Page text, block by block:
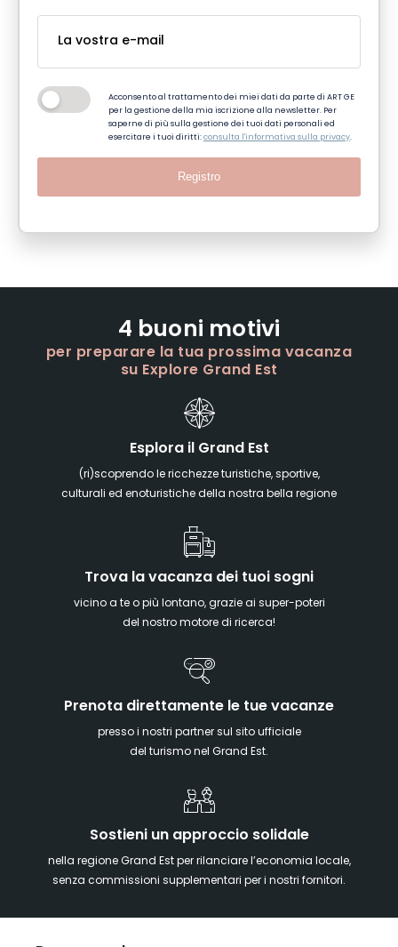
Acconsento al trattamento dei miei dati da parte di ART GE
per la gestione della mia iscrizione alla newsletter. Per
saperne di più sulla gestione dei tuoi dati personali ed
esercitare i tuoi diritti:consulta l'informativa sulla privacy.
Registro
4 buoni motivi
per preparare la tua prossima vacanza
su Explore Grand Est
Esplora il Grand Est
(ri)scoprendo le ricchezze turistiche, sportive,
culturali ed enoturistiche della nostra bella regione
Trova la vacanza dei tuoi sogni
vicino a te o più lontano, grazie ai super-poteri
del nostro motore di ricerca!
Prenota direttamente le tue vacanze
presso i nostri partner sul sito ufficiale
del turismo nel Grand Est.
Sostieni un approccio solidale
nella regione Grand Est per rilanciare l’economia locale,
senza commissioni supplementari per i nostri fornitori.